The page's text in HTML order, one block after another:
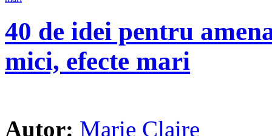
40 de idei pentru
mici, efecte mari
Autor: Marie Claire